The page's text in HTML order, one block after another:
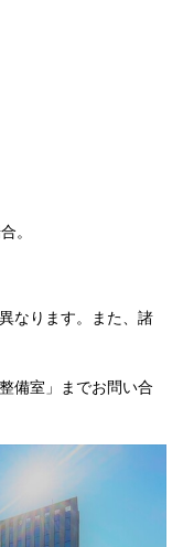
。
なります。また、諸
備室」までお問い合